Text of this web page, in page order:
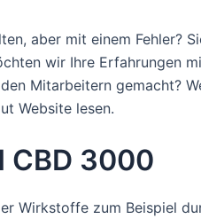
aber mit einem Fehler?
wir Ihre Erfahrungen
Mitarbeitern gemacht?
Website lesen.
CBD 3000
Wirkstoffe zum Beispiel